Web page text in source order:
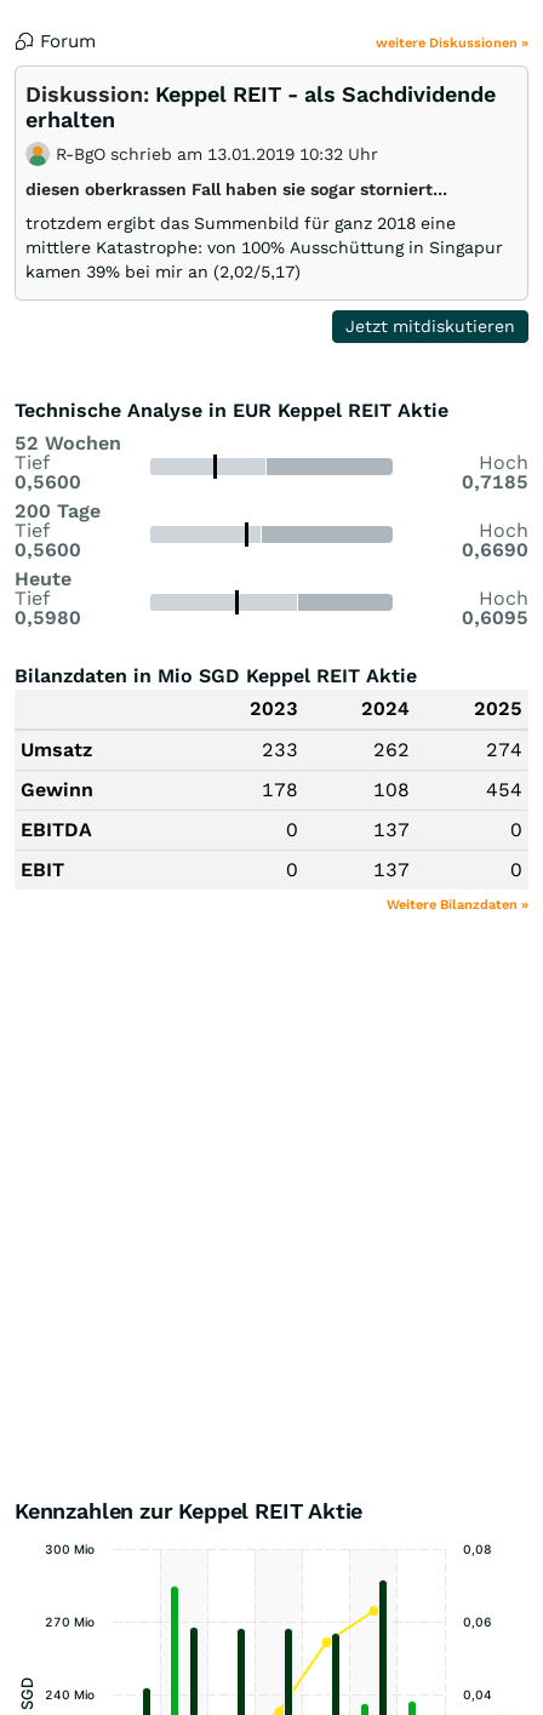
Forum weitere Diskussionen »
Diskussion: Keppel REIT - als Sachdividende
erhalten
R-BgO schrieb am 13.01.2019 10:32 Uhr
diesen oberkrassen Fall haben sie sogar storniert...
trotzdem ergibt das Summenbild für ganz 2018 eine
mittlere Katastrophe: von 100% Ausschüttung in Singapur
kamen 39% bei mir an (2,02/5,17)
Jetzt mitdiskutieren
Technische Analyse in EUR Keppel REIT Aktie
52 Wochen
Tief
0,5600
Hoch
0,7185
200 Tage
Tief
0,5600
Hoch
0,6690
Heute
Tief
0,5980
Hoch
0,6095
Bilanzdaten in Mio SGD Keppel REIT Aktie
2023
2024
2025
Umsatz
233 262
274
Gewinn
178 108
454
EBITDA
0 137
0
EBIT
0 137 0
Weitere Bilanzdaten »
Kennzahlen zur Keppel REIT Aktie
240 Mio
270 Mio
300 Mio
0,04
0,06
0,08